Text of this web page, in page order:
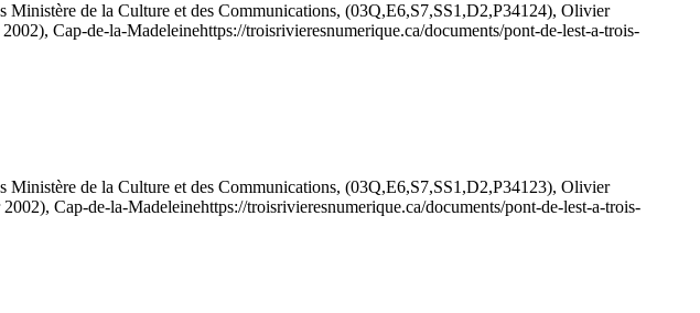
de la Culture et des Communications, (03Q,E6,S7,SS1,D2,P34124), Olivier
Cap-de-la-Madeleinehttps://troisrivieresnumerique.ca/documents/pont-de-lest-a-trois-
de la Culture et des Communications, (03Q,E6,S7,SS1,D2,P34123), Olivier
Cap-de-la-Madeleinehttps://troisrivieresnumerique.ca/documents/pont-de-lest-a-trois-